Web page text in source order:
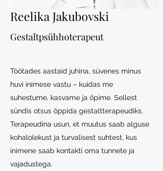
Reelika Jakubovski
Gestaltpsühhoterapeut
Töötades aastaid juhina, süvenes minus
huvi inimese vastu – kuidas me
suhestume, kasvame ja õpime. Sellest
sündis otsus õppida gestaltterapeudiks.
Terapeudina usun, et muutus saab alguse
kohalolekust ja turvalisest suhtest, kus
inimene saab kontakti oma tunnete ja
vajadustega.